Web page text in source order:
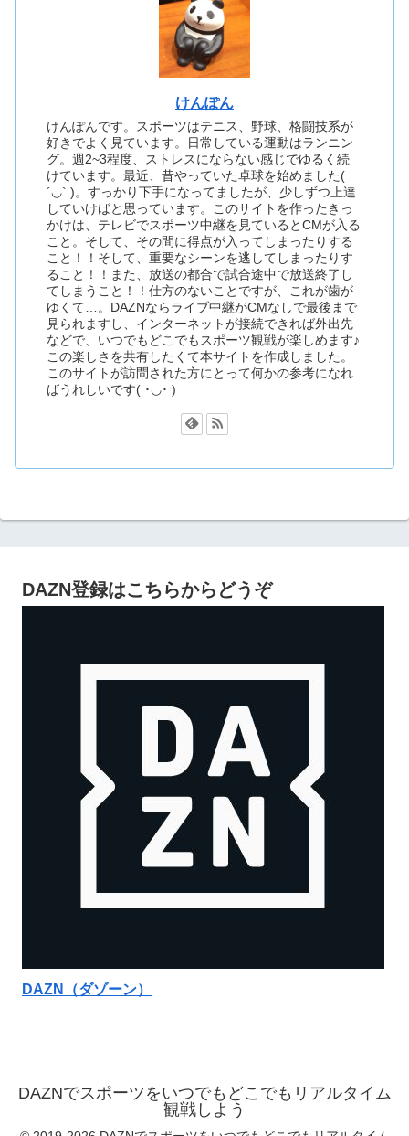
けんぽん
けんぽんです。スポーツはテニス、野球、格闘技系が
好きでよく見ています。日常している運動はランニン
グ。週2~3程度、ストレスにならない感じでゆるく続
けています。最近、昔やっていた卓球を始めました(
´◡` )。すっかり下手になってましたが、少しずつ上達
していけばと思っています。このサイトを作ったきっ
かけは、テレビでスポーツ中継を見ているとCMが入る
こと。そして、その間に得点が入ってしまったりする
こと！！そして、重要なシーンを逃してしまったりす
ること！！また、放送の都合で試合途中で放送終了し
てしまうこと！！仕方のないことですが、これが歯が
ゆくて…。DAZNならライブ中継がCMなしで最後まで
見られますし、インターネットが接続できれば外出先
などで、いつでもどこでもスポーツ観戦が楽しめます♪
この楽しさを共有したくて本サイトを作成しました。
このサイトが訪問された方にとって何かの参考になれ
ばうれしいです( ･◡･ )
DAZN登録はこちらからどうぞ
DAZN（ダゾーン）
DAZNでスポーツをいつでもどこでもリアルタイム
観戦しよう